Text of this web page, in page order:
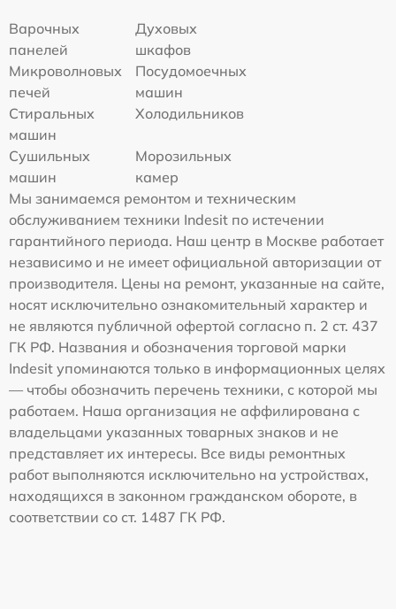
Варочных
панелей
Духовых
шкафов
Микроволновых
печей
Посудомоечных
машин
Стиральных
машин
Холодильников
Сушильных
машин
Морозильных
камер
Мы занимаемся ремонтом и техническим
обслуживанием техники Indesit по истечении
гарантийного периода. Наш центр в Москве работает
независимо и не имеет официальной авторизации от
производителя. Цены на ремонт, указанные на сайте,
носят исключительно ознакомительный характер и
не являются публичной офертой согласно п. 2 ст. 437
ГК РФ. Названия и обозначения торговой марки
Indesit упоминаются только в информационных целях
— чтобы обозначить перечень техники, с которой мы
работаем. Наша организация не аффилирована с
владельцами указанных товарных знаков и не
представляет их интересы. Все виды ремонтных
работ выполняются исключительно на устройствах,
находящихся в законном гражданском обороте, в
соответствии со ст. 1487 ГК РФ.